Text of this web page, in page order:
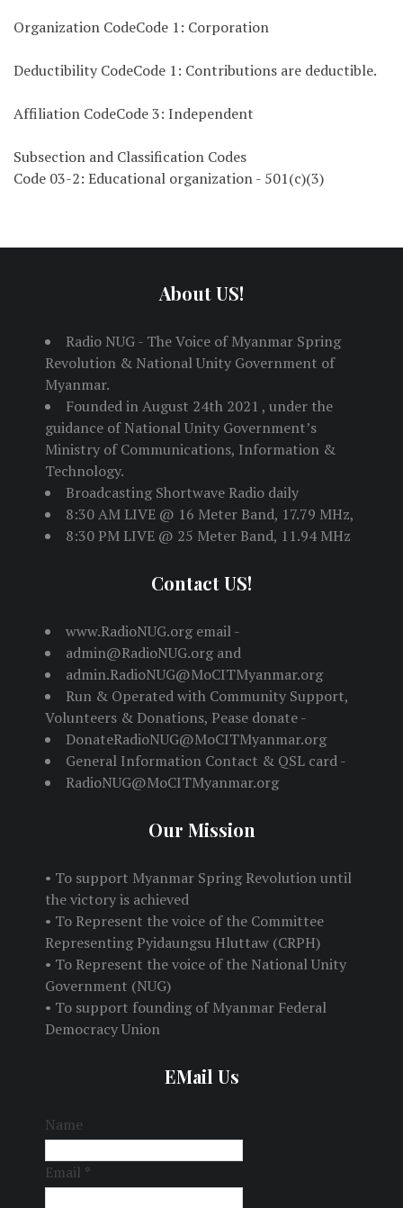
Organization CodeCode 1: Corporation
Deductibility CodeCode 1: Contributions are deductible.
Affiliation CodeCode 3: Independent
Subsection and Classification Codes
Code 03-2: Educational organization - 501(c)(3)
About US!
Radio NUG - The Voice of Myanmar Spring
Revolution & National Unity Government of
Myanmar.
Founded in August 24th 2021 , under the
guidance of National Unity Government’s
Ministry of Communications, Information &
Technology.
Broadcasting Shortwave Radio daily
8:30 AM LIVE @ 16 Meter Band, 17.79 MHz,
8:30 PM LIVE @ 25 Meter Band, 11.94 MHz
Contact US!
www.RadioNUG.org email -
admin@RadioNUG.org and
admin.RadioNUG@MoCITMyanmar.org
Run & Operated with Community Support,
Volunteers & Donations, Pease donate -
DonateRadioNUG@MoCITMyanmar.org
General Information Contact & QSL card -
RadioNUG@MoCITMyanmar.org
Our Mission
• To support Myanmar Spring Revolution until
the victory is achieved
• To Represent the voice of the Committee
Representing Pyidaungsu Hluttaw (CRPH)
• To Represent the voice of the National Unity
Government (NUG)
• To support founding of Myanmar Federal
Democracy Union
EMail Us
Name
Email *